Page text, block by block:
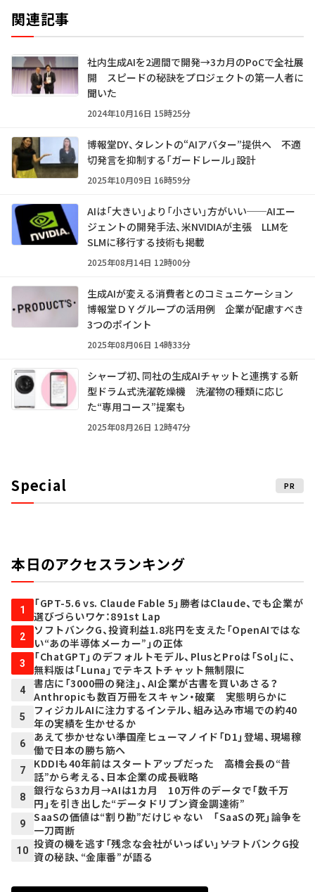
関連記事
社内生成AIを2週間で開発→3カ月のPoCで全社展
開 スピードの秘訣をプロジェクトの第一人者に
聞いた
2024年10月16日 15時25分
博報堂DY、タレントの“AIアバター”提供へ 不適
切発言を抑制する「ガードレール」設計
2025年10月09日 16時59分
AIは「大きい」より「小さい」方がいい──AIエー
ジェントの開発手法、米NVIDIAが主張 LLMを
SLMに移行する技術も掲載
2025年08月14日 12時00分
生成AIが変える消費者とのコミュニケーション
博報堂ＤＹグループの活用例 企業が配慮すべき
3つのポイント
2025年08月06日 14時33分
シャープ初、同社の生成AIチャットと連携する新
型ドラム式洗濯乾燥機 洗濯物の種類に応じ
た“専用コース”提案も
2025年08月26日 12時47分
Special PR
本日のアクセスランキング
1
「GPT-5.6 vs. Claude Fable 5」勝者はClaude、でも企業が
選びづらいワケ：891st Lap
2
ソフトバンクG、投資利益1.8兆円を支えた「OpenAIではな
い“あの半導体メーカー”」の正体
3
「ChatGPT」のデフォルトモデル、PlusとProは「Sol」に、
無料版は「Luna」でテキストチャット無制限に
4
書店に「3000冊の発注」、AI企業が古書を買いあさる？
Anthropicも数百万冊をスキャン・破棄 実態明らかに
5
フィジカルAIに注力するインテル、組み込み市場での約40
年の実績を生かせるか
6
あえて歩かせない――準国産ヒューマノイド「D1」登場、現場稼
働で日本の勝ち筋へ
7
KDDIも40年前はスタートアップだった 高橋会長の“昔
話”から考える、日本企業の成長戦略
8
銀行なら3カ月→AIは1カ月 10万件のデータで「数千万
円」を引き出した“データドリブン資金調達術”
9
SaaSの価値は“割り勘”だけじゃない 「SaaSの死」論争を
一刀両断
10 投資の機を逃す「残念な会社がいっぱい」――ソフトバンクG投
資の秘訣、“金庫番”が語る